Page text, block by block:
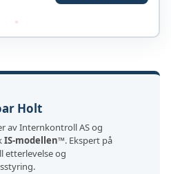
Holt
av Internkontroll AS og
IS-modellen™. Ekspert på
etterlevelse og